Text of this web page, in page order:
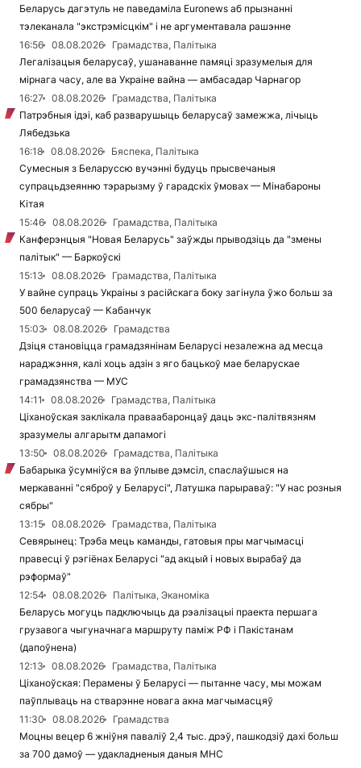
Беларусь дагэтуль не паведаміла Euronews аб прызнанні
тэлеканала "экстрэмісцкім" і не аргументавала рашэнне
16:56
08.08.2026
Грамадства, Палітыка
Легалізацыя беларусаў, ушанаванне памяці зразумелыя для
мірнага часу, але ва Украіне вайна — амбасадар Чарнагор
16:27
08.08.2026
Грамадства, Палітыка
Патрэбныя ідэі, каб разварушыць беларусаў замежжа, лічыць
Лябедзька
16:18
08.08.2026
Бяспека, Палітыка
Сумесныя з Беларуссю вучэнні будуць прысвечаныя
супрацьдзеянню тэрарызму ў гарадскіх ўмовах — Мінабароны
Кітая
15:46
08.08.2026
Грамадства, Палітыка
Канферэнцыя "Новая Беларусь" заўжды прыводзіць да "змены
палітык" — Баркоўскі
15:13
08.08.2026
Грамадства, Палітыка
У вайне супраць Украіны з расійскага боку загінула ўжо больш за
500 беларусаў — Кабанчук
15:03
08.08.2026
Грамадства
Дзіця становіцца грамадзянінам Беларусі незалежна ад месца
нараджэння, калі хоць адзін з яго бацькоў мае беларускае
грамадзянства — МУС
14:11
08.08.2026
Грамадства, Палітыка
Ціханоўская заклікала праваабаронцаў даць экс-палітвязням
зразумелы алгарытм дапамогі
13:50
08.08.2026
Грамадства, Палітыка
Бабарыка ўсумніўся ва ўплыве дэмсіл, спаслаўшыся на
меркаванні "сяброў у Беларусі", Латушка парыраваў: "У нас розныя
сябры"
13:15
08.08.2026
Грамадства, Палітыка
Севярынец: Трэба мець каманды, гатовыя пры магчымасці
правесці ў рэгіёнах Беларусі "ад акцый і новых вырабаў да
рэформаў"
12:54
08.08.2026
Палітыка, Эканоміка
Беларусь могуць падключыць да рэалізацыі праекта першага
грузавога чыгуначнага маршруту паміж РФ і Пакістанам
(дапоўнена)
12:13
08.08.2026
Грамадства, Палітыка
Ціханоўская: Перамены ў Беларусі — пытанне часу, мы можам
паўплываць на стварэнне новага акна магчымасцяў
11:30
08.08.2026
Грамадства
Моцны вецер 6 жніўня паваліў 2,4 тыс. дрэў, пашкодзіў дахі больш
за 700 дамоў — удакладненыя даныя МНС